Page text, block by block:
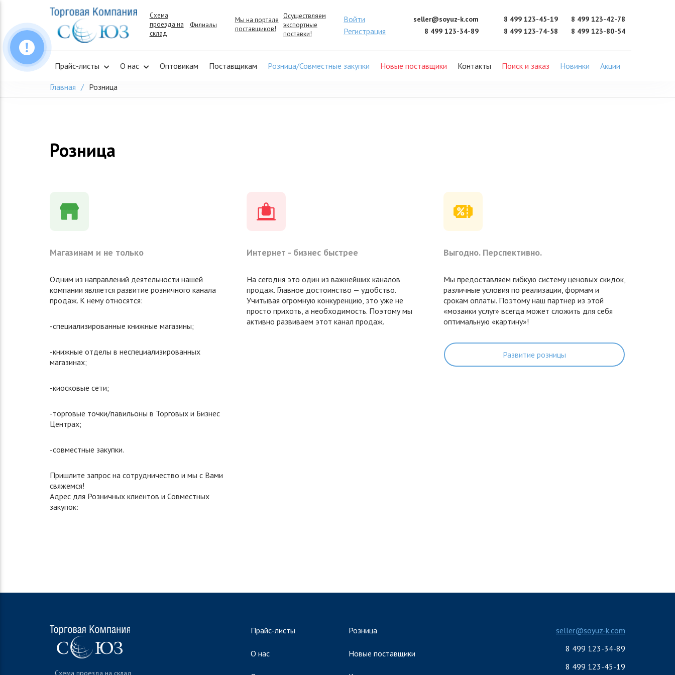
content
Схема
проезда на
склад
Филиалы
Мы на портале
поставщиков!
Осуществляем
экспортные
поставки!
Войти
Регистрация
seller@soyuz-k.com
8 499 123-34-89
8 499 123-45-19
8 499 123-42-78
8 499 123-74-58
8 499 123-80-54
Прайс-листы О нас Оптовикам Поставщикам Розница/Совместные закупки Новые поставщики Контакты Поиск и заказ Новинки Акции
Главная Розница
Розница
Магазинам и не только
Одним из направлений деятельности нашей
компании является развитие розничного канала
продаж. К нему относятся:
-специализированные книжные магазины;
-книжные отделы в неспециализированных
магазинах;
-киосковые сети;
-торговые точки/павильоны в Торговых и Бизнес
Центрах;
-совместные закупки.
Пришлите запрос на сотрудничество и мы с Вами
свяжемся!
Адрес для Розничных клиентов и Совместных
закупок:
Интернет - бизнес быстрее
На сегодня это один из важнейших каналов
продаж. Главное достоинство — удобство.
Учитывая огромную конкуренцию, это уже не
просто прихоть, а необходимость. Поэтому мы
активно развиваем этот канал продаж.
Выгодно. Перспективно.
Мы предоставляем гибкую систему ценовых скидок,
различные условия по реализации, формам и
срокам оплаты. Поэтому наш партнер из этой
«мозаики услуг» всегда может сложить для себя
оптимальную «картину»!
Развитие розницы
Схема проезда на склад
Прайс-листы
О нас
Розница
Новые поставщики
seller@soyuz-k.com
8 499 123-34-89
8 499 123-45-19